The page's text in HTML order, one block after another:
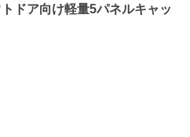
ドア向け軽量5パネルキャッ